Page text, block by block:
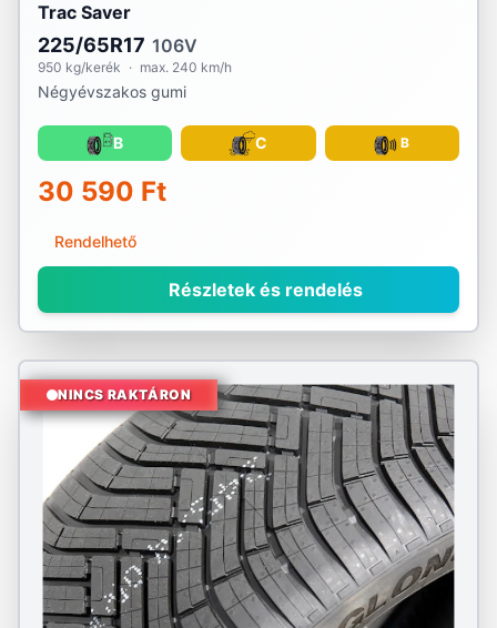
Trac Saver
225/65R17 106V
950 kg/kerék · max. 240 km/h
Négyévszakos gumi
B C B
30 590 Ft
Rendelhető
Részletek és rendelés
NINCS RAKTÁRON